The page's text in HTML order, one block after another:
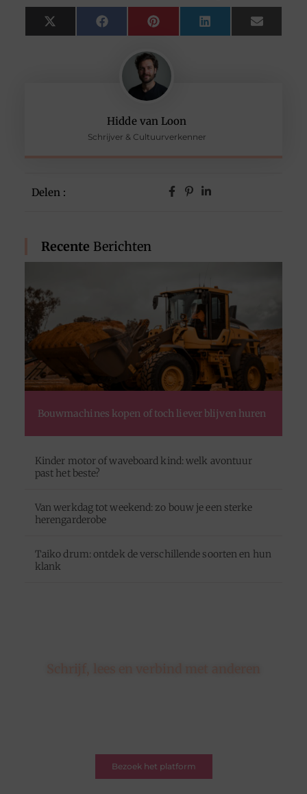
Hidde van Loon
Schrijver & Cultuurverkenner
Delen :
Recente Berichten
Bouwmachines kopen of toch liever blijven huren
Kinder motor of waveboard kind: welk avontuur
past het beste?
Van werkdag tot weekend: zo bouw je een sterke
herengarderobe
Taiko drum: ontdek de verschillende soorten en hun
klank
Bezoek het platform
X
(Twitter)
FacebookPinterest LinkedIn Email